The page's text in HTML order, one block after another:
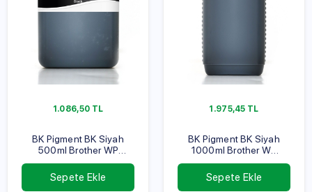
web sitesi üzerinden Brother marka cihazlarınızın ihtiyaç
duyduğu tüm yazıcı sarf malzemeleri satışa sunulmuştur.
Brother yazıcı sarf malzemeleri fiyatları, ürünün niteliğine
göre değişiklik gösterir. Brother mürekkep modelleri
doğrultusunda belirlenen Brother yazıcı mürekkep fiyatları
farklı, Brother yazıcı kartuş fiyatları farklı olacaktır. Cihazların
1.086,50 TL
BK Pigment BK Siyah
500ml Brother WP
Serisi
Sepete Ekle
1.975,45 TL
BK Pigment BK Siyah
1000ml Brother WP
Serisi
Sepete Ekle